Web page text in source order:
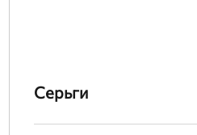
Серьги